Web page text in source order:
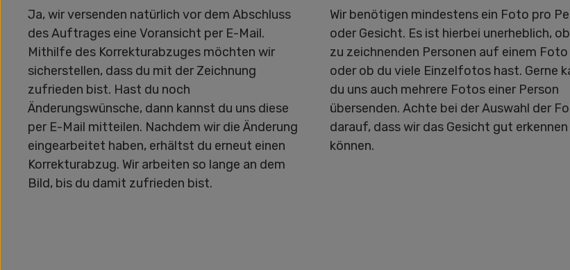
Ja, wir versenden natürlich vor dem Abschluss
des Auftrages eine Voransicht per E-Mail.
Mithilfe des Korrekturabzuges möchten wir
sicherstellen, dass du mit der Zeichnung
zufrieden bist. Hast du noch
Änderungswünsche, dann kannst du uns diese
per E-Mail mitteilen. Nachdem wir die Änderung
eingearbeitet haben, erhältst du erneut einen
Korrekturabzug. Wir arbeiten so lange an dem
Bild, bis du damit zufrieden bist.
Wir benötigen mindestens ein Foto pro
oder Gesicht. Es ist hierbei unerheblich,
zu zeichnenden Personen auf einem Foto
oder ob du viele Einzelfotos hast. Gerne
du uns auch mehrere Fotos einer Person
übersenden. Achte bei der Auswahl der
darauf, dass wir das Gesicht gut erkennen
können.